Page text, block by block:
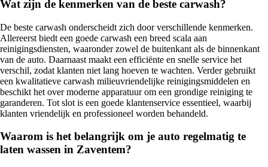
Wat zijn de kenmerken van de beste carwash?
De beste carwash onderscheidt zich door verschillende kenmerken.
Allereerst biedt een goede carwash een breed scala aan
reinigingsdiensten, waaronder zowel de buitenkant als de binnenkant
van de auto. Daarnaast maakt een efficiënte en snelle service het
verschil, zodat klanten niet lang hoeven te wachten. Verder gebruikt
een kwalitatieve carwash milieuvriendelijke reinigingsmiddelen en
beschikt het over moderne apparatuur om een grondige reiniging te
garanderen. Tot slot is een goede klantenservice essentieel, waarbij
klanten vriendelijk en professioneel worden behandeld.
Waarom is het belangrijk om je auto regelmatig te
laten wassen in Zaventem?